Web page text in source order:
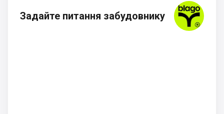
Задайте питання забудовнику